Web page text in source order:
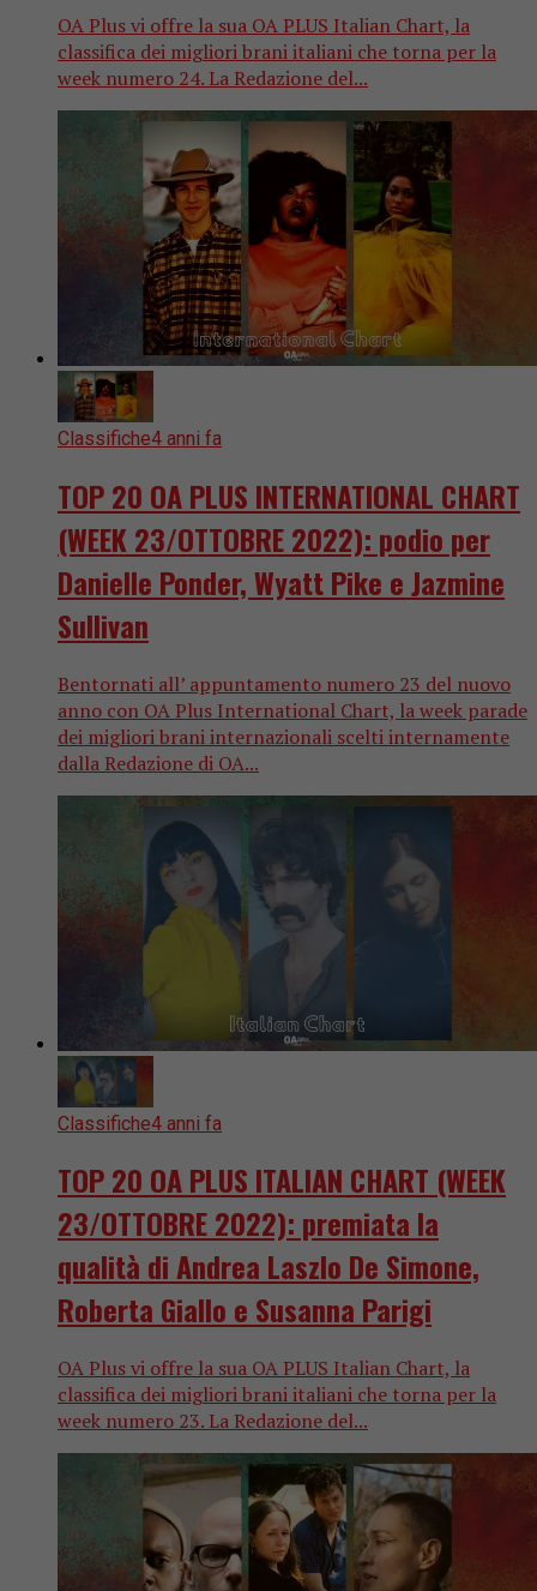
OA Plus vi offre la sua OA PLUS Italian Chart, la
classifica dei migliori brani italiani che torna per la
week numero 24. La Redazione del...
Classifiche4 anni fa
TOP 20 OA PLUS INTERNATIONAL CHART
(WEEK 23/OTTOBRE 2022): podio per
Danielle Ponder, Wyatt Pike e Jazmine
Sullivan
Bentornati all’ appuntamento numero 23 del nuovo
anno con OA Plus International Chart, la week parade
dei migliori brani internazionali scelti internamente
dalla Redazione di OA...
Classifiche4 anni fa
TOP 20 OA PLUS ITALIAN CHART (WEEK
23/OTTOBRE 2022): premiata la
qualità di Andrea Laszlo De Simone,
Roberta Giallo e Susanna Parigi
OA Plus vi offre la sua OA PLUS Italian Chart, la
classifica dei migliori brani italiani che torna per la
week numero 23. La Redazione del...